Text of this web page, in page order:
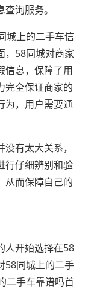
询服务。
城上的二手车信
，58同城对商家
信息，保障了用
完全保证商家的
为，用户需要通
有太大关系，
行仔细辨别和验
从而保障自己的
人开始选择在58
58同城上的二手
二手车靠谱吗首